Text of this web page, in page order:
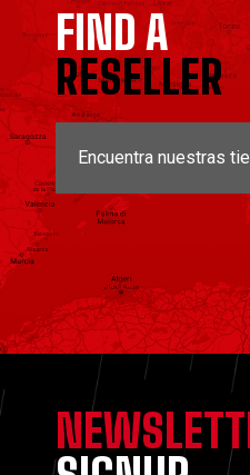
FIND A
RESELLER
Encuentra nuestras